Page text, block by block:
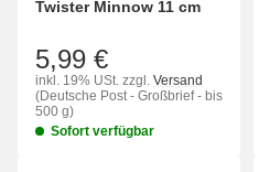
Twister Minnow 11 cm
5,99 €
inkl. 19% USt. zzgl. Versand
(Deutsche Post - Großbrief - bis
500 g)
Sofort verfügbar